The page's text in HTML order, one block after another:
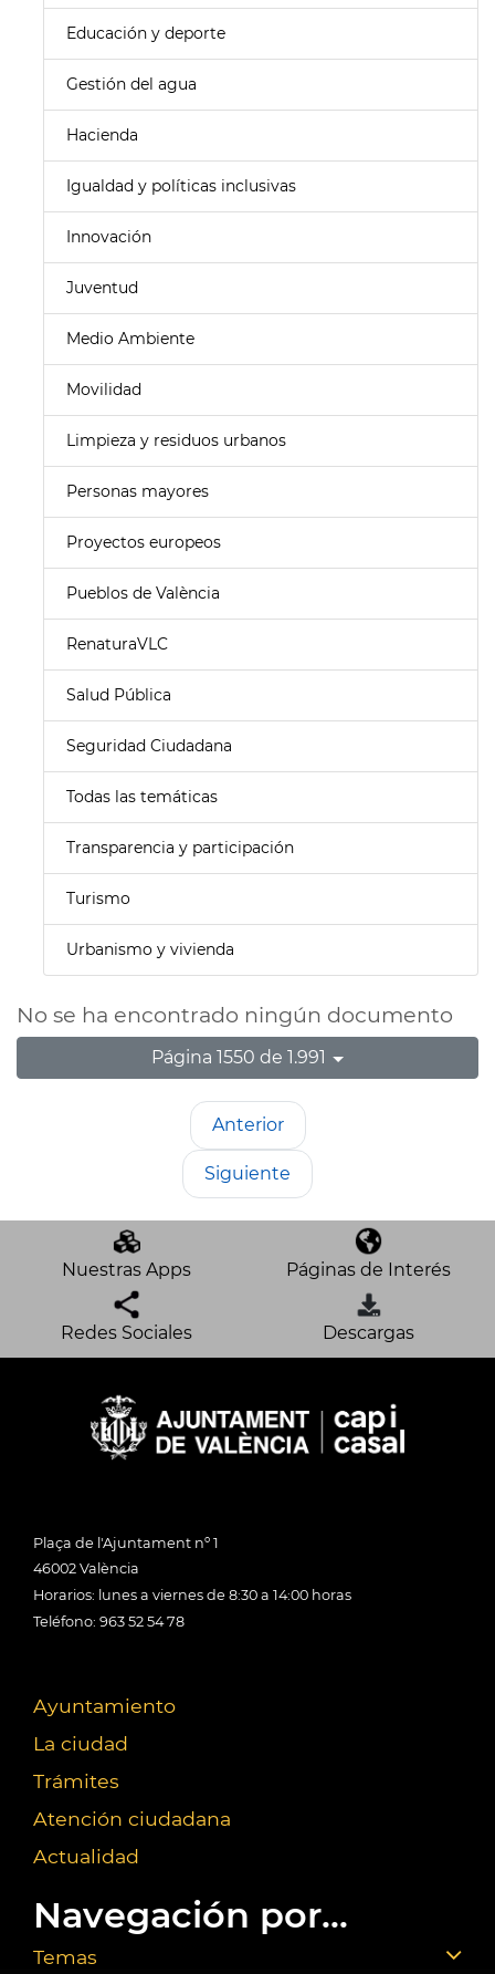
Educación y deporte
Gestión del agua
Hacienda
Igualdad y políticas inclusivas
Innovación
Juventud
Medio Ambiente
Movilidad
Limpieza y residuos urbanos
Personas mayores
Proyectos europeos
Pueblos de València
RenaturaVLC
Salud Pública
Seguridad Ciudadana
Todas las temáticas
Transparencia y participación
Turismo
Urbanismo y vivienda
No se ha encontrado ningún documento
Página 1550 de 1.991
Anterior
Siguiente
Nuestras Apps Páginas de Interés
Redes Sociales Descargas
Plaça de l'Ajuntament nº 1
46002 València
Horarios: lunes a viernes de 8:30 a 14:00 horas
Teléfono: 963 52 54 78
Ayuntamiento
La ciudad
Trámites
Atención ciudadana
Actualidad
Navegación por...
Temas